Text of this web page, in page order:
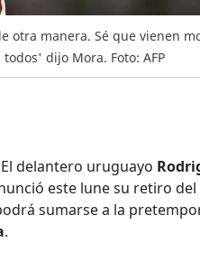
otra manera. Sé que vienen
dijo Mora. Foto: AFP
El delantero uruguayo
este lune su retiro
sumarse a la
.